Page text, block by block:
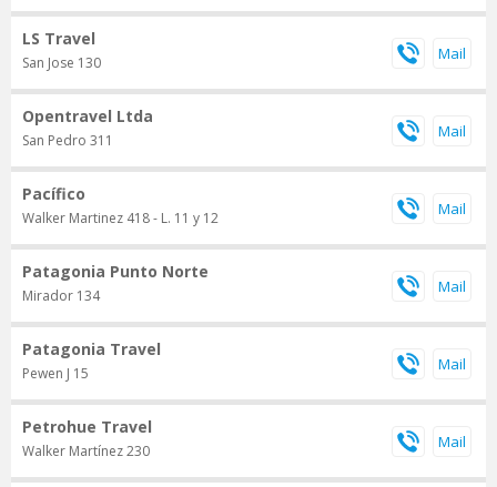
LS Travel
San Jose 130
Opentravel Ltda
San Pedro 311
Pacífico
Walker Martinez 418 - L. 11 y 12
Patagonia Punto Norte
Mirador 134
Patagonia Travel
Pewen J 15
Petrohue Travel
Walker Martínez 230